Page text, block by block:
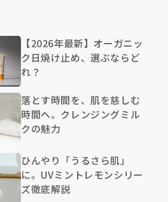
【2026年最新】オーガニッ
ク日焼け止め、選ぶならど
れ？
落とす時間を、肌を慈しむ
時間へ。クレンジングミル
クの魅力
ひんやり「うるさら肌」
に。UVミントレモンシリー
ズ徹底解説